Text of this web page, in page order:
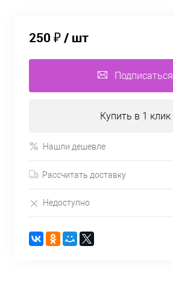
250 ₽/ шт
Подписаться
Купить в 1 клик
Нашли дешевле
Рассчитать доставку
Недоступно